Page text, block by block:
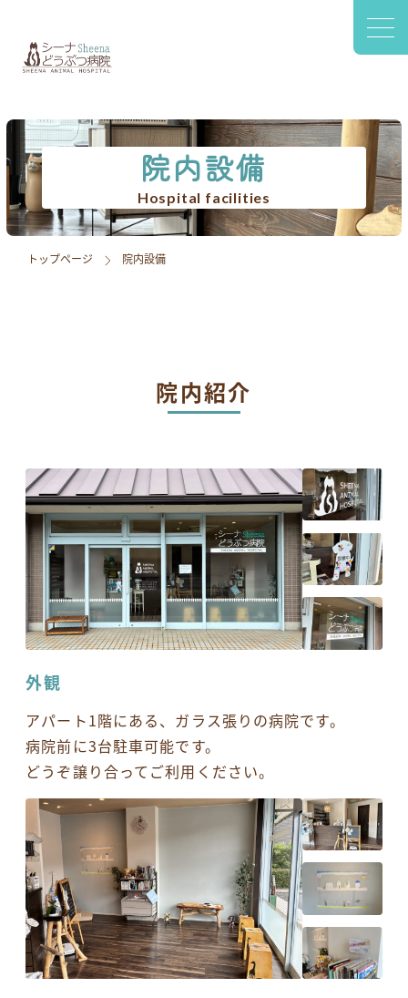
院内設備
スタッフ紹介
アクセス
院内設備
Hospital facilities
トップページ 院内設備
院内紹介
外観
アパート1階にある、ガラス張りの病院です。
病院前に3台駐車可能です。
どうぞ譲り合ってご利用ください。